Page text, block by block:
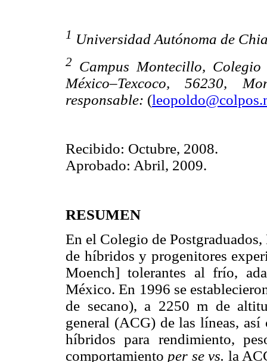
1 Universidad Autónoma de
2
Campus Montecillo,
México–Texcoco, 56230,
responsable: (
Recibido: Octubre, 2008.
Aprobado: Abril, 2009.
RESUMEN
En el Colegio de
de híbridos y progenitores
Moench] tolerantes al frío,
México. En 1996 se
de secano), a 2250 m de
general (ACG) de las líneas,
híbridos para rendimiento,
comportamiento per se vs. la